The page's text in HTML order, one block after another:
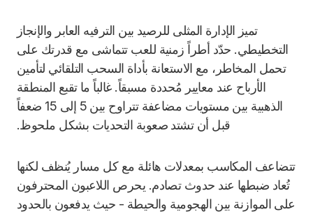
تميز الإدارة المثلى للرصيد بين الترفيه العابر والإنجاز
التخطيطي. حدّد أطراً زمنية للعب تتماشى مع قدرتك على
تحمل المخاطر، مع الاستعانة بأداة السحب التلقائي لتأمين
الأرباح عند معايير مُحددة مسبقاً. غالباً ما تقبع المنطقة
الذهبية بين مستويات مضاعفة تتراوح بين 5 إلى 15 ضعفاً
قبل أن تشتد صعوبة التحديات بشكل ملحوظ.
تتضاعف المكاسب بمعدلات هائلة مع كل مسار يُنظف لكنها
تُعاد ضبطها عند حدوث تصادم. يحرص اللاعبون المحترفون
على الموازنة بين الهجومية والحيطة - حيث يدفعون بالحدود